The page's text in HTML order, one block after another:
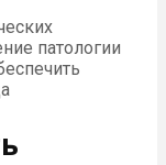
патологии